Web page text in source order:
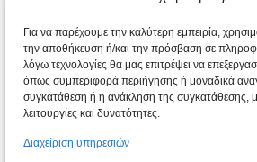
Για να παρέχουμε την καλύτερη εμπειρία,
την αποθήκευση ή/και την πρόσβαση σε
λόγω τεχνολογίες θα μας επιτρέψει να
όπως συμπεριφορά περιήγησης ή μοναδικά
συγκατάθεση ή η ανάκληση της συγκατάθεσης,
λειτουργίες και δυνατότητες.
Διαχείριση υπηρεσιών
στο Παλάτι των Δεσποτών
Οι Νεάντερταλ έκαναν
οδοντιατρικές
χαλασμένα δόντια,
με ευρήματα